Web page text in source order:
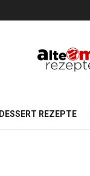
DESSERT REZEPTE